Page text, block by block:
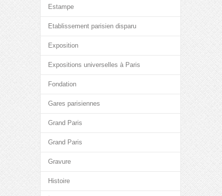
Estampe
Etablissement parisien disparu
Exposition
Expositions universelles à Paris
Fondation
Gares parisiennes
Grand Paris
Grand Paris
Gravure
Histoire